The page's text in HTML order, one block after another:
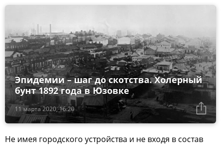
11 марта 2020, 16:20
Эпидемии – шаг до скотства. Холерный
бунт 1892 года в Юзовке
Не имея городского устройства и не входя в состав